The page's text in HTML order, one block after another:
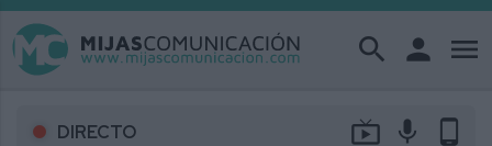
search person menu
DIRECTO live_tv mic phone_android